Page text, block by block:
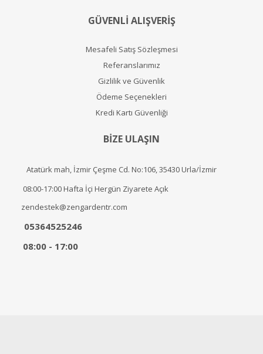
GÜVENLİ ALIŞVERİŞ
Mesafeli Satış Sözleşmesi
Referanslarımız
Gizlilik ve Güvenlik
Ödeme Seçenekleri
Kredi Kartı Güvenliği
BİZE ULAŞIN
Atatürk mah, İzmir Çeşme Cd. No:106, 35430 Urla/İzmir
08:00-17:00 Hafta İçi Hergün Ziyarete Açık
zendestek@zengardentr.com
05364525246
08:00 - 17:00